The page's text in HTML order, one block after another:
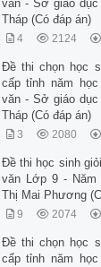
văn - Sở giáo
Tháp (Có đáp án)
4 2124
Đề thi chọn học
cấp tỉnh năm học
văn - Sở giáo
Tháp (Có đáp án)
3 2080
Đề thi học sinh
văn Lớp 9 - Năm
Thị Mai Phương
9 2074
Đề thi chọn học
cấp tỉnh năm học